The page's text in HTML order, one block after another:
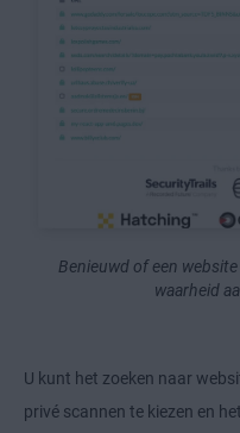
Benieuwd of een
waarheid
U kunt het zoeken naar
privé scannen te kiezen en